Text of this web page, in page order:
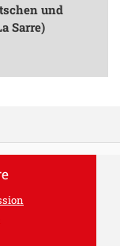
und
Sarre)